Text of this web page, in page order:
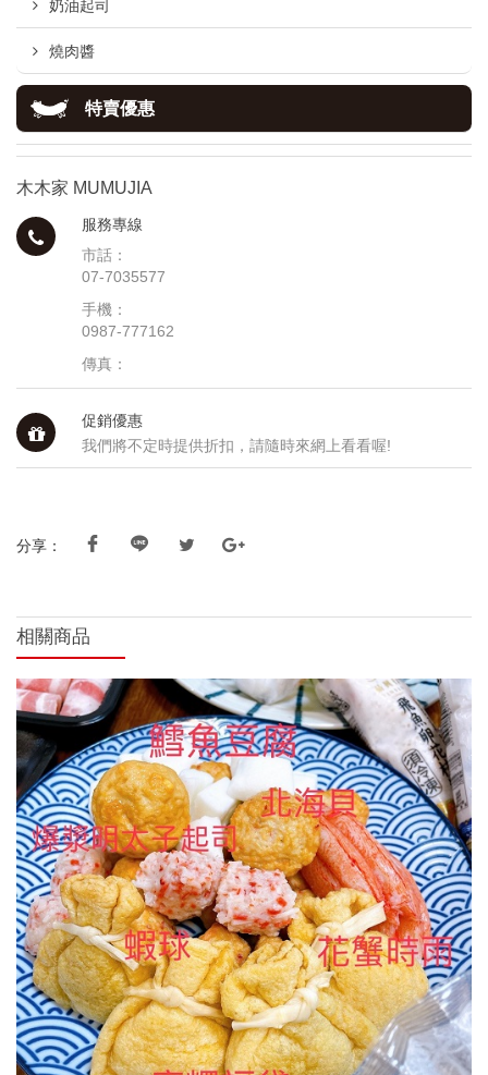
奶油起司
燒肉醬
特賣優惠
木木家 MUMUJIA
服務專線
市話：
07-7035577
手機：
0987-777162
傳真：
促銷優惠
我們將不定時提供折扣，請隨時來網上看看喔!
分享：
相關商品